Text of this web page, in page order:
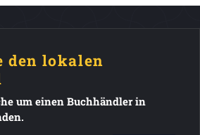
den lokalen
um einen Buchhändler in